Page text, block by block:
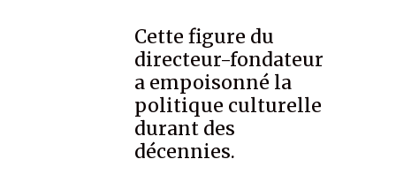
Cette figure du
directeur-fondateur
a empoisonné la
politique culturelle
durant des
décennies.